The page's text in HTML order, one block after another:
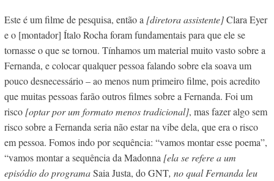
Este é um filme de pesquisa, então a [diretora assistente]Clara Eyer
e o [montador] Ítalo Rocha foram fundamentais para que ele se
tornasse o que se tornou. Tínhamos um material muito vasto sobre a
Fernanda, e colocar qualquer pessoa falando sobre ela soava um
pouco desnecessário – ao menos num primeiro filme, pois acredito
que muitas pessoas farão outros filmes sobre a Fernanda. Foi um
risco [optar por um formato menos tradicional], mas fazer algo sem
risco sobre a Fernanda seria não estar na vibe dela, que era o risco
em pessoa. Fomos indo por sequência: “vamos montar esse poema”,
“vamos montar a sequência da Madonna [ela se refere a um
episódio do programaSaia Justa, do GNT, no qual Fernanda leu